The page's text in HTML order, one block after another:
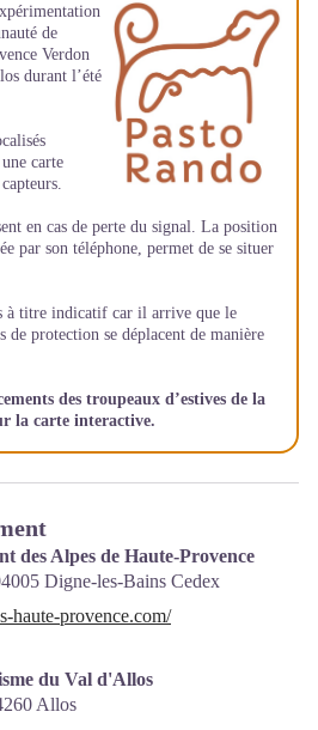
de
Verdon
durant l’été
carte
en cas de perte du signal. La position
par son téléphone, permet de se situer
à titre indicatif car il arrive que le
de protection se déplacent de manière
des troupeaux d’estives de la
la carte interactive.
des Alpes de Haute-Provence
Digne-les-Bains Cedex
haute-provence.com/
du Val d'Allos
Allos